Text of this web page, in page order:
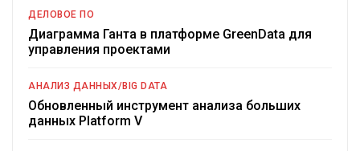
ДЕЛОВОЕ ПО
Диаграмма Ганта в платформе GreenData для
управления проектами
АНАЛИЗ ДАННЫХ/BIG DATA
Обновленный инструмент анализа больших
данных Platform V